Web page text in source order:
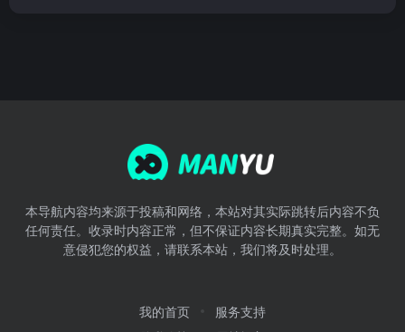
本导航内容均来源于投稿和网络，本站对其实际跳转后内容不负
任何责任。收录时内容正常，但不保证内容长期真实完整。如无
意侵犯您的权益，请联系本站，我们将及时处理。
我的首页 服务支持